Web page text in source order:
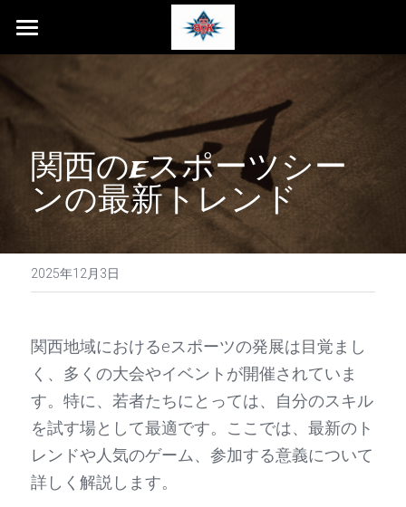
イントロダクション
大会のハイライト
決勝
イベント概要
予選
協賛
規約
お問い合わせフォーム
関西のeスポーツシー
ンの最新トレンド
2025年12月3日
関西地域におけるeスポーツの発展は目覚まし
く、多くの大会やイベントが開催されていま
す。特に、若者たちにとっては、自分のスキル
を試す場として最適です。ここでは、最新のト
レンドや人気のゲーム、参加する意義について
詳しく解説します。